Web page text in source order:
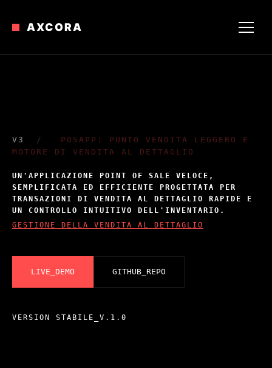
AXCORA
V3 /
POSAPP: PUNTO VENDITA LEGGERO E
MOTORE DI VENDITA AL DETTAGLIO
UN'APPLICAZIONE POINT OF SALE VELOCE,
SEMPLIFICATA ED EFFICIENTE PROGETTATA PER
TRANSAZIONI DI VENDITA AL DETTAGLIO RAPIDE E
UN CONTROLLO INTUITIVO DELL'INVENTARIO.
GESTIONE DELLA VENDITA AL DETTAGLIO
LIVE_DEMO GITHUB_REPO
VERSION STABILE_V.1.0